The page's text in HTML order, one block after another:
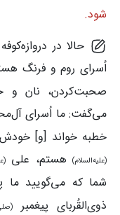
شود.
حالا در
اُسرای روم و فرنگ
صحبت‌کردن، نان و
می‌گفت: ما اُسرای
خطبه خواند [و]
(علیه‌السلام)هستم، علی
شما که می‌گویید ما
ذوی‌القُربای پیغمبر